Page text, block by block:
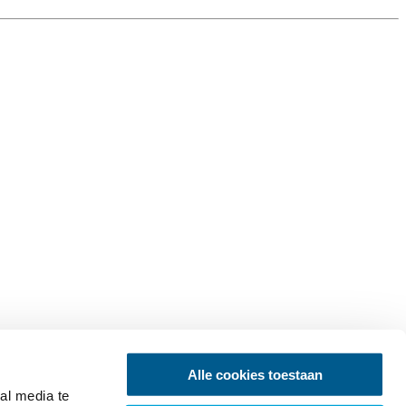
media te
Alle cookies toestaan